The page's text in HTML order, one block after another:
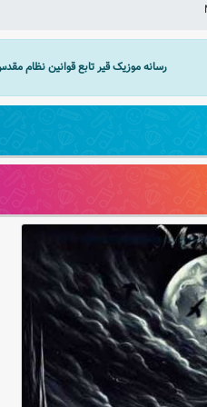
رسانه موزیک قیر تابع قوانین نظام